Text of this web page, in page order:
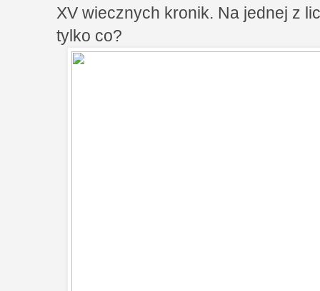
XV wiecznych kronik. Na jednej z
tylko co?